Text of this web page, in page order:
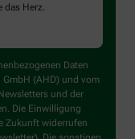
das Herz
Daten
(AHD) und vom
und der
Die Einwilligung
Zukunft widerrufen